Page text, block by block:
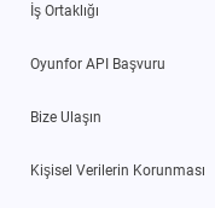
İş Ortaklığı
Oyunfor API Başvuru
Bize Ulaşın
Kişisel Verilerin Korunması